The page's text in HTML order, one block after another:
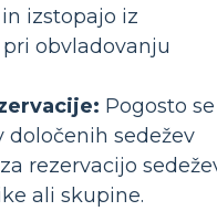
izstopajo iz
obvladovanju
Pogosto se
določenih sedežev
rezervacijo
ali skupine.